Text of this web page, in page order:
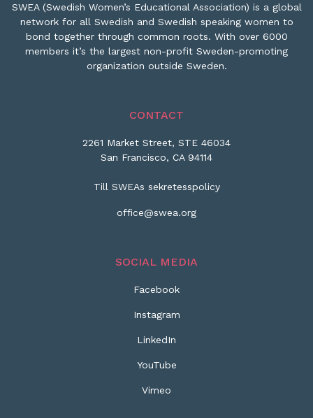
SWEA (Swedish Women’s Educational Association) is a global
network for all Swedish and Swedish speaking women to
bond together through common roots. With over 6000
members it’s the largest non-profit Sweden-promoting
organization outside Sweden.
CONTACT
2261 Market Street, STE 46034
San Francisco, CA 94114
Till SWEAs sekretesspolicy
office@swea.org
SOCIAL MEDIA
Facebook
Instagram
LinkedIn
YouTube
Vimeo